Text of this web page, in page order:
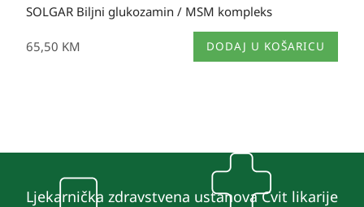
SOLGAR Biljni glukozamin / MSM kompleks
65,50 KM DODAJ U KOŠARICU
Ljekarnička zdravstvena ustanova Cvit likarije